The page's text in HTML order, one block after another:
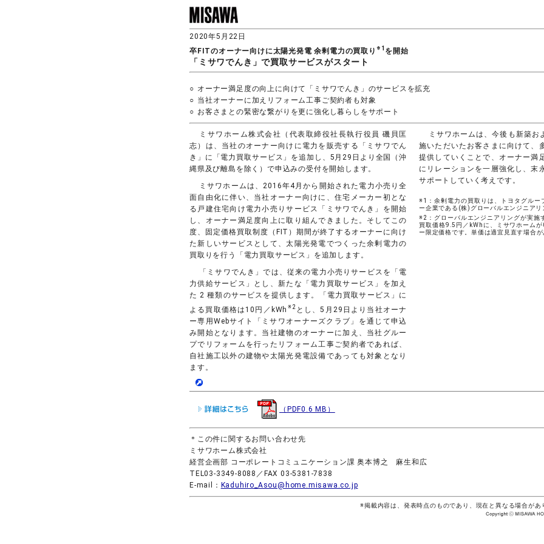
2020年5月22日
卒FITのオーナー向けに太陽光発電 余剰電力の買取り ※1 を開始
「ミサワでんき」で買取サービスがスタート
○ オーナー満足度の向上に向けて「ミサワでんき」のサービスを拡充
○ 当社オーナーに加えリフォーム工事ご契約者も対象
○ お客さまとの緊密な繋がりを更に強化し暮らしをサポート
ミサワホーム株式会社（代表取締役社長執行役員 磯貝匡
志）は、当社のオーナー向けに電力を販売する「ミサワでん
き」に「電力買取サービス」を追加し、5月29日より全国（沖
縄県及び離島を除く）で申込みの受付を開始します。
ミサワホームは、2016年4月から開始された電力小売り全
面自由化に伴い、当社オーナー向けに、住宅メーカー初とな
る戸建住宅向け電力小売りサービス「ミサワでんき」を開始
し、オーナー満足度向上に取り組んできました。そしてこの
度、固定価格買取制度（FIT）期間が終了するオーナーに向け
た新しいサービスとして、太陽光発電でつくった余剰電力の
買取りを行う「電力買取サービス」を追加します。
「ミサワでんき」では、従来の電力小売りサービスを「電
力供給サービス」とし、新たな「電力買取サービス」を加え
た 2 種類のサービスを提供します。「電力買取サービス」に
よる買取価格は10円／kWh ※2 とし、5月29日より当社オーナ
ー専用Webサイト「ミサワオーナーズクラブ」を通じて申込
み開始となります。当社建物のオーナーに加え、当社グルー
プでリフォームを行ったリフォーム工事ご契約者であれば、
自社施工以外の建物や太陽光発電設備であっても対象となり
ます。
ミサワホームは、今後も新築お
施いただいたお客さまに向けて、
提供していくことで、オーナー満
にリレーションを一層強化し、末
サポートしていく考えです。
※1：余剰電力の買取りは、トヨタグルー
ー企業である(株)グローバルエンジニアリ
※2：グローバルエンジニアリングが実施
買取価格9.5円／kWhに、ミサワホーム
ー限定価格です。単価は適宜見直す場合が
（PDF0.6 MB）
＊この件に関するお問い合わせ先
ミサワホーム株式会社
経営企画部 コーポレートコミュニケーション課 奥本博之 麻生和広
TEL03-3349-8088／FAX 03-5381-7838
E-mail： Kaduhiro_Asou@home.misawa.co.jp
※掲載内容は、発表時点のものであり、現在と異なる場合があ